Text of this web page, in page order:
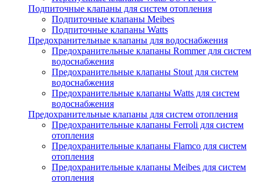
Подпиточные клапаны для систем отопления
Подпиточные клапаны Meibes
Подпиточные клапаны Watts
Предохранительные клапаны для водоснабжения
Предохранительные клапаны Rommer для систем
водоснабжения
Предохранительные клапаны Stout для систем
водоснабжения
Предохранительные клапаны Watts для систем
водоснабжения
Предохранительные клапаны для систем отопления
Предохранительные клапаны Ferroli для систем
отопления
Предохранительные клапаны Flamco для систем
отопления
Предохранительные клапаны Meibes для систем
отопления